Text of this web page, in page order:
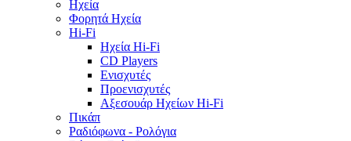
Ηχεία
Φορητά Ηχεία
Hi-Fi
Ηχεία Hi-Fi
CD Players
Ενισχυτές
Προενισχυτές
Αξεσουάρ Ηχείων Hi-Fi
Πικάπ
Ραδιόφωνα - Ρολόγια